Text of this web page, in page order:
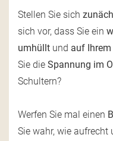
Stellen Sie sich
sich vor, dass Sie ein
umhüllt und auf
Sie die Spannung im
Schultern?
Werfen Sie mal einen
Sie wahr, wie aufrecht